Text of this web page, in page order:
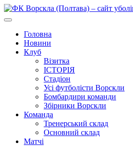
Головна
Новини
Клуб
Візитка
ІСТОРІЯ
Стадіон
Усі футболісти Ворскли
Бомбардири команди
Збірники Ворскли
Команда
Тренерський склад
Основний склад
Матчі